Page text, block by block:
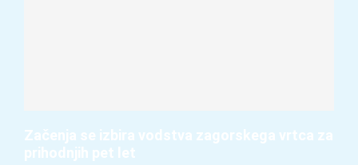
Začenja se izbira vodstva zagorskega vrtca za
prihodnjih pet let